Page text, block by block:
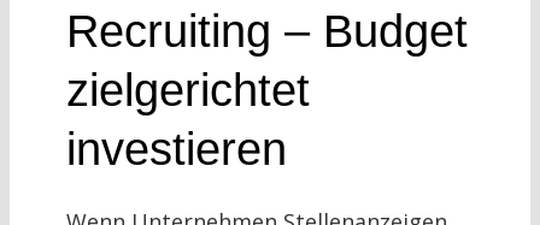
Recruiting – Budget
zielgerichtet
investieren